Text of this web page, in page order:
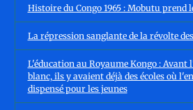
Histoire du Congo 1965 : Mobutu prend
La répression sanglante de la révolte des
L'éducation au Royaume Kongo : Avant
blanc, ils y avaient déjà des écoles où
dispensé pour les jeunes